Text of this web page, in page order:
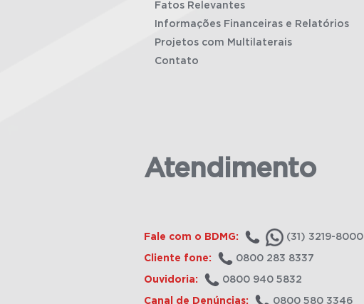
Fatos Relevantes
Informações Financeiras e Relatórios
Projetos com Multilaterais
Contato
Atendimento
Fale com o BDMG: (31) 3219-8000
Cliente fone: 0800 283 8337
Ouvidoria: 0800 940 5832
Canal de Denúncias: 0800 580 3346